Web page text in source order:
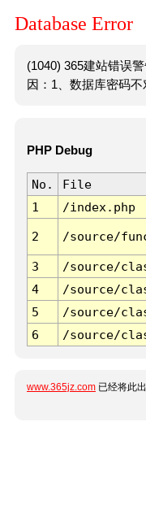
Database Error
(1040) 365建站错误
因：1、数据库密码不
PHP Debug
No. File
1
/index.php
2 /source/
3 /source/
4
/source/
5
/source/
6
/source/
www.365jz.com 已经将此